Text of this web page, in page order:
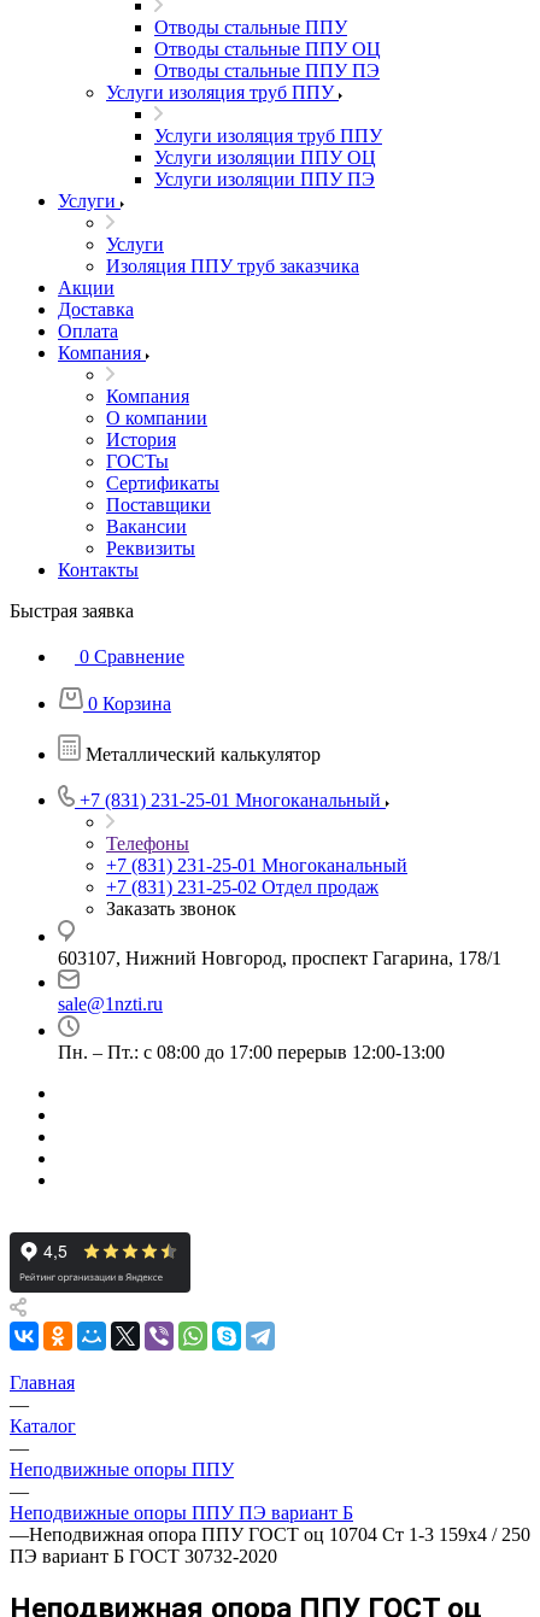
Отводы стальные ППУ
Отводы стальные ППУ ОЦ
Отводы стальные ППУ ПЭ
Услуги изоляция труб ППУ
Услуги изоляция труб ППУ
Услуги изоляции ППУ ОЦ
Услуги изоляции ППУ ПЭ
Услуги
Услуги
Изоляция ППУ труб заказчика
Акции
Доставка
Оплата
Компания
Компания
О компании
История
ГОСТы
Сертификаты
Поставщики
Вакансии
Реквизиты
Контакты
Быстрая заявка
0 Сравнение
0 Корзина
Металлический калькулятор
+7 (831) 231-25-01 Многоканальный
Телефоны
+7 (831) 231-25-01 Многоканальный
+7 (831) 231-25-02 Отдел продаж
Заказать звонок
603107, Нижний Новгород, проспект Гагарина, 178/1
sale@1nzti.ru
Пн. – Пт.: с 08:00 до 17:00 перерыв 12:00-13:00
Главная
—
Каталог
—
Неподвижные опоры ППУ
—
Неподвижные опоры ППУ ПЭ вариант Б
—Неподвижная опора ППУ ГОСТ оц 10704 Ст 1-3 159x4 / 250
ПЭ вариант Б ГОСТ 30732-2020
Неподвижная опора ППУ ГОСТ оц